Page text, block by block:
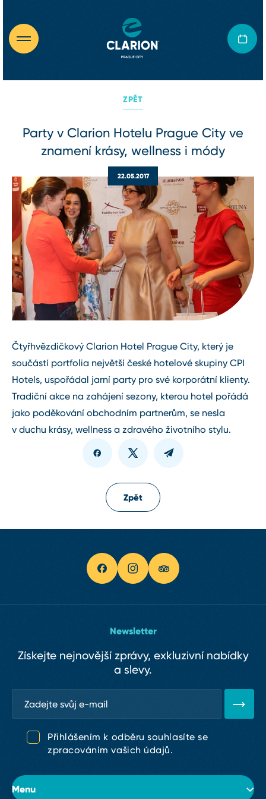
ZPĚT
Party v Clarion Hotelu Prague City ve
znamení krásy, wellness i módy
22.05.2017
Čtyřhvězdičkový Clarion Hotel Prague City, který je
součástí portfolia největší české hotelové skupiny CPI
Hotels, uspořádal jarní party pro své korporátní klienty.
Tradiční akce na zahájení sezony, kterou hotel pořádá
jako poděkování obchodním partnerům, se nesla
v duchu krásy, wellness a zdravého životního stylu.
Zpět
Menu
Newsletter
Získejte nejnovější zprávy, exkluzivní nabídky
a slevy.
Přihlášením k odběru souhlasíte se
zpracováním vašich údajů.